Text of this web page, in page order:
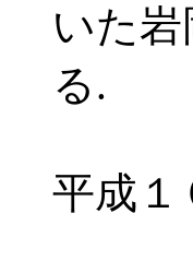
いた
る.
平成１